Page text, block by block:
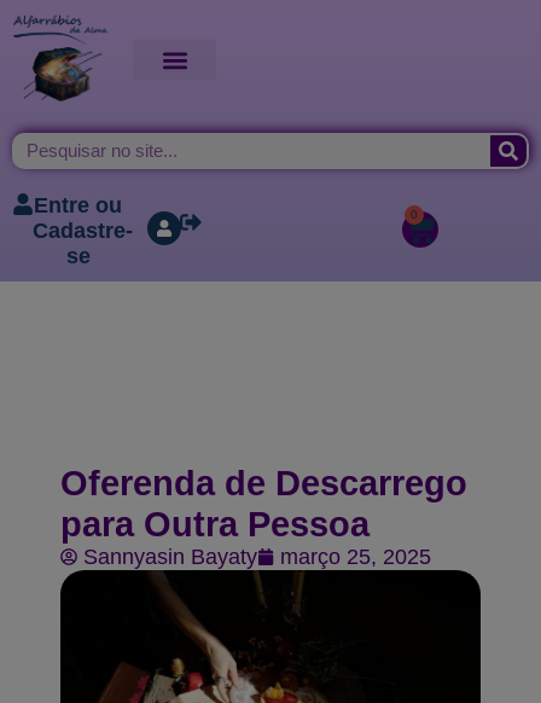
Entre ou
Cadastre-
se
0
Oferenda de Descarrego
para Outra Pessoa
Sannyasin Bayaty março 25, 2025